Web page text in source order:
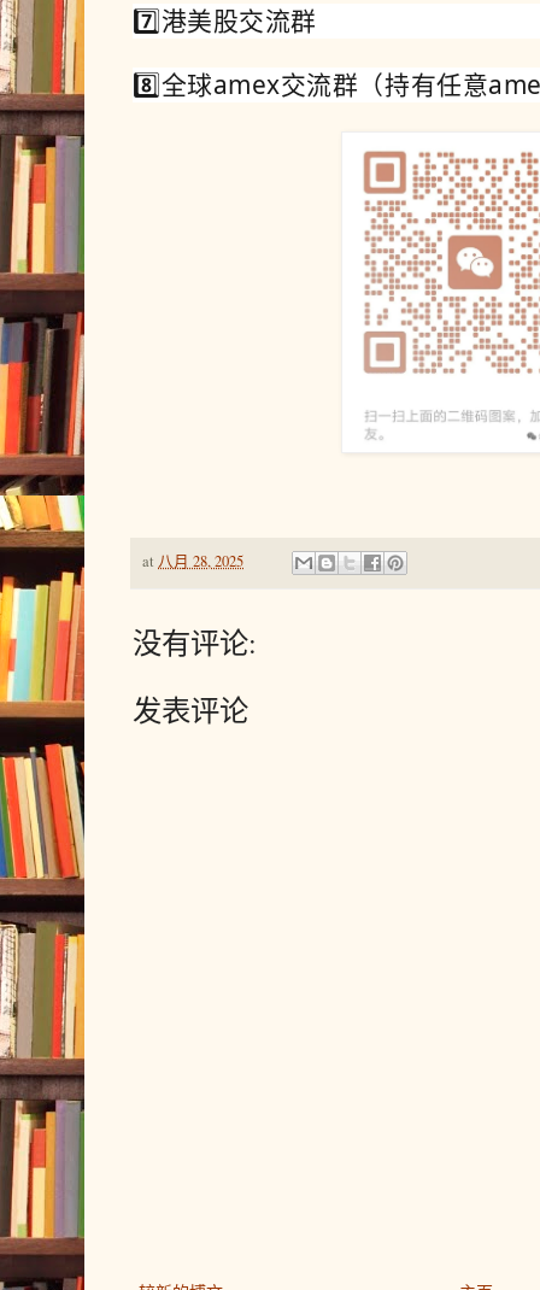
7️⃣港美股交流群
8️⃣全球amex交流群（持有任意
at 八月 28, 2025
没有评论:
发表评论